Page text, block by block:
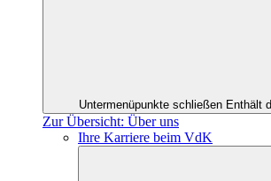
Untermenüpunkte schließen Enthält
Zur Übersicht: Über uns
Ihre Karriere beim VdK